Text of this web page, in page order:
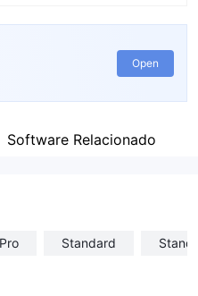
Open
Software Relacionado
Standard